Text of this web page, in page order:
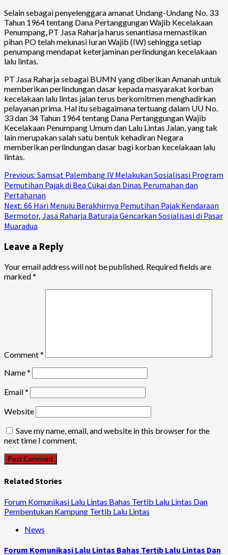
Selain sebagai penyelenggara amanat Undang-Undang No. 33
Tahun 1964 tentang Dana Pertanggungan Wajib Kecelakaan
Penumpang, PT Jasa Raharja harus senantiasa memastikan
pihan PO telah melunasi Iuran Wajib (IW) sehingga setiap
penumpang mendapat keterjaminan perlindungan kecelakaan
lalu lintas.
PT Jasa Raharja sebagai BUMN yang diberikan Amanah untuk
memberikan perlindungan dasar kepada masyarakat korban
kecelakaan lalu lintas jalan terus berkomitmen menghadirkan
pelayanan prima. Hal itu sebagaimana tertuang dalam UU No.
33 dan 34 Tahun 1964 tentang Dana Pertanggungan Wajib
Kecelakaan Penumpang Umum dan Lalu Lintas Jalan, yang tak
lain merupakan salah satu bentuk kehadiran Negara
memberikan perlindungan dasar bagi korban kecelakaan lalu
lintas.
Continue
Reading
Previous: Samsat Palembang IV Melakukan Sosialisasi Program
Pemutihan Pajak di Bea Cukai dan Dinas Perumahan dan
Pertahanan
Next: 66 Hari Menuju Berakhirnya Pemutihan Pajak Kendaraan
Bermotor, Jasa Raharja Baturaja Gencarkan Sosialisasi di Pasar
Muaradua
Leave a Reply
Your email address will not be published. Required fields are
marked*
Comment*
Name*
Email*
Website
Save my name, email, and website in this browser for the
next time I comment.
Related Stories
Forum Komunikasi Lalu Lintas Bahas Tertib Lalu Lintas Dan
Pembentukan Kampung Tertib Lalu Lintas
News
Forum Komunikasi Lalu Lintas Bahas Tertib Lalu Lintas Dan